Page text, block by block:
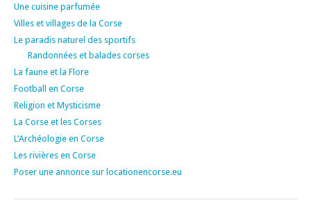
Une cuisine parfumée
Villes et villages de la Corse
Le paradis naturel des sportifs
Randonnées et balades corses
La faune et la Flore
Football en Corse
Religion et Mysticisme
La Corse et les Corses
L’Archéologie en Corse
Les rivières en Corse
Poser une annonce sur locationencorse.eu